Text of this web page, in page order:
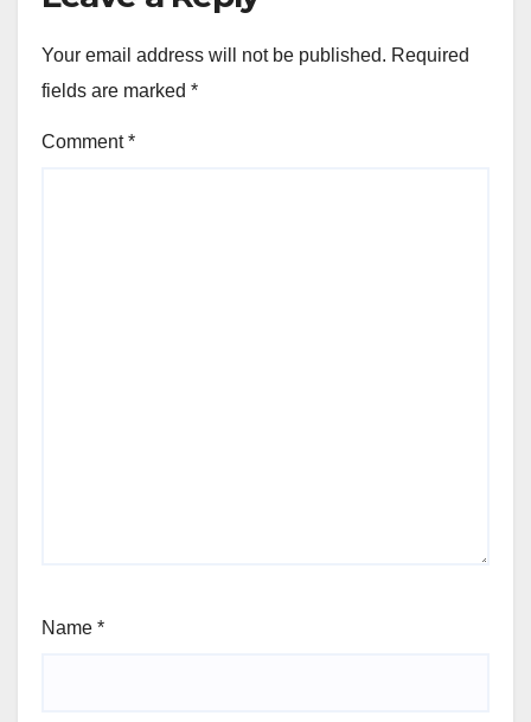
Your email address will not be published. Required
fields are marked *
Comment*
Name *